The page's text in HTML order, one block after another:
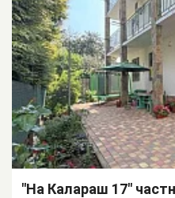
"На Калараш 17"